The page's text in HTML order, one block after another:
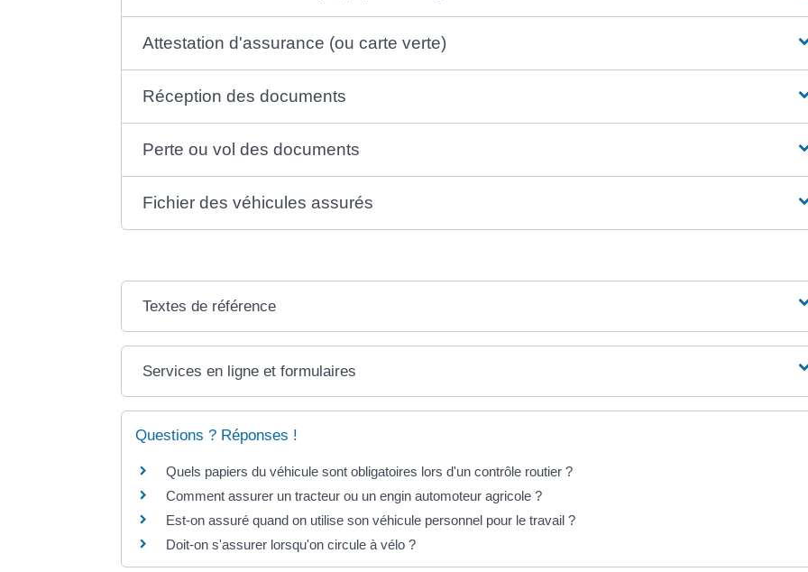
Attestation d'assurance (ou carte verte)
Réception des documents
Perte ou vol des documents
Fichier des véhicules assurés
Textes de référence
Services en ligne et formulaires
Questions ? Réponses !
Quels papiers du véhicule sont obligatoires lors d'un contrôle routier ?
Comment assurer un tracteur ou un engin automoteur agricole ?
Est-on assuré quand on utilise son véhicule personnel pour le travail ?
Doit-on s'assurer lorsqu'on circule à vélo ?